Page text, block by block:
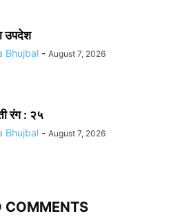
उपदेश
Bhujbal - August 7, 2026
रंग : २५
Bhujbal - August 7, 2026
COMMENTS